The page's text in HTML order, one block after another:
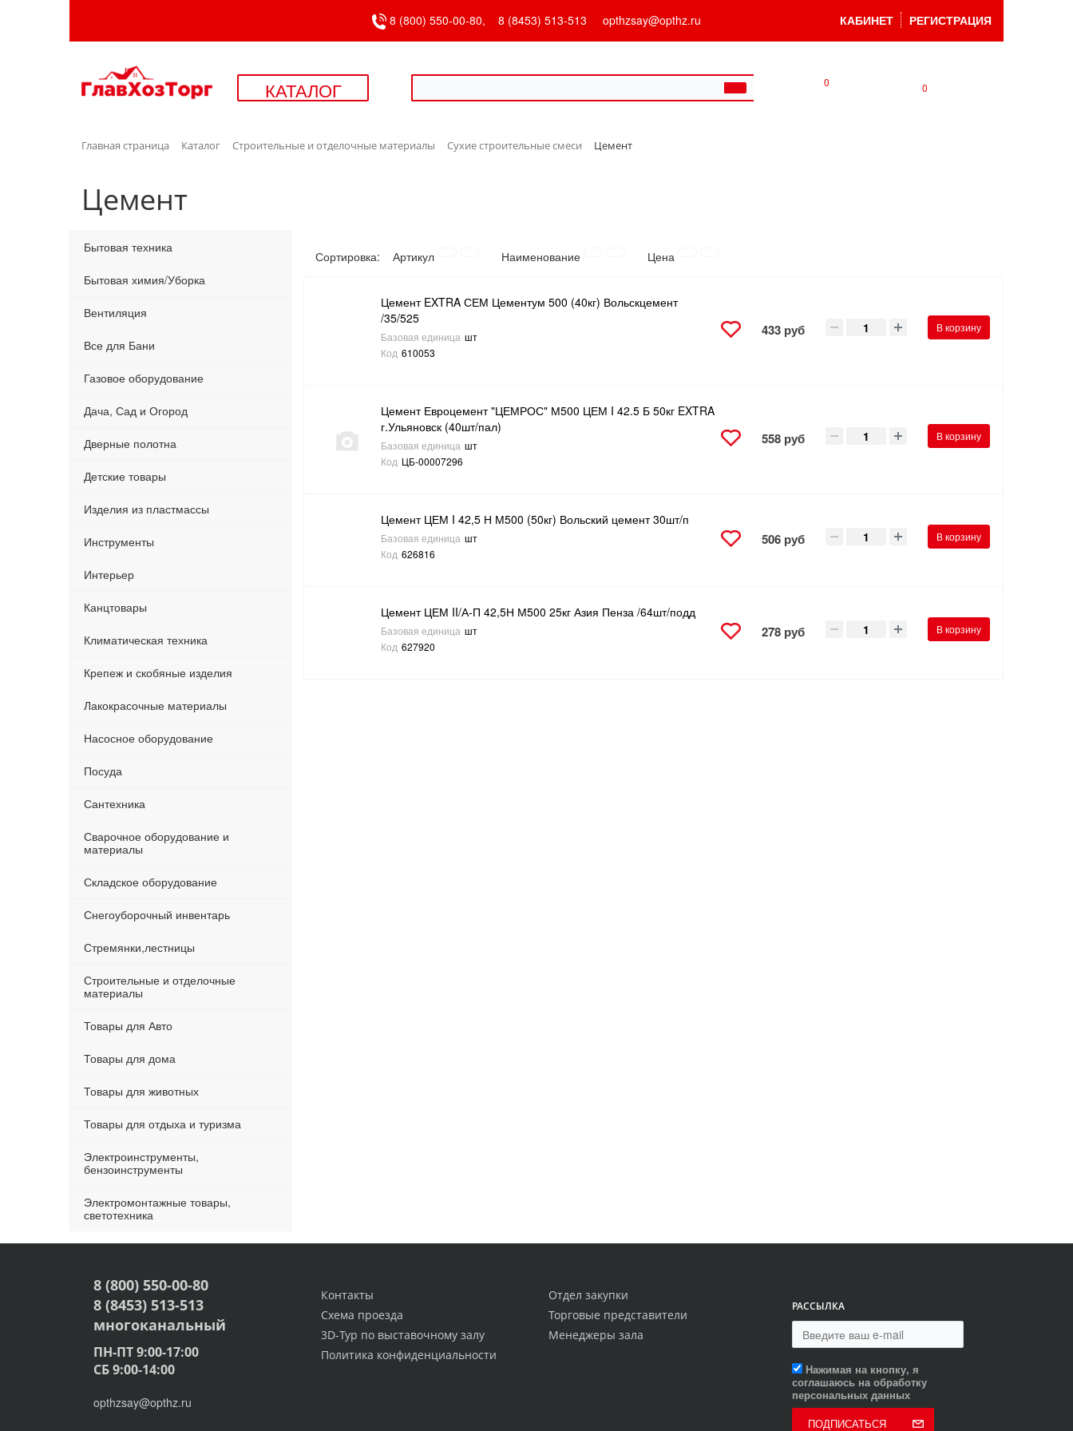
8 (800) 550-00-80, 8 (8453) 513-513 opthzsay@opthz.ru КАБИНЕТ РЕГИСТРАЦИЯ
КАТАЛОГ 0 0
Главная страница Каталог Строительные и отделочные материалы Сухие строительные смеси Цемент
Цемент
Бытовая техника
Бытовая химия/Уборка
Вентиляция
Все для Бани
Газовое оборудование
Дача, Сад и Огород
Дверные полотна
Детские товары
Изделия из пластмассы
Инструменты
Интерьер
Канцтовары
Климатическая техника
Крепеж и скобяные изделия
Лакокрасочные материалы
Насосное оборудование
Посуда
Сантехника
Сварочное оборудование и
материалы
Складское оборудование
Снегоуборочный инвентарь
Стремянки,лестницы
Строительные и отделочные
материалы
Товары для Авто
Товары для дома
Товары для животных
Товары для отдыха и туризма
Электроинструменты,
бензоинструменты
Электромонтажные товары,
светотехника
Сортировка: Артикул Наименование Цена
Цемент EXTRA СЕМ Цементум 500 (40кг) Вольскцемент
/35/525
Базовая единица шт
Код 610053
433 руб В корзину
Цемент Евроцемент "ЦЕМРОС" М500 ЦЕМ I 42.5 Б 50кг EXTRA
г.Ульяновск (40шт/пал)
Базовая единица шт
Код ЦБ-00007296
558 руб В корзину
Цемент ЦЕМ I 42,5 Н М500 (50кг) Вольский цемент 30шт/п
Базовая единица шт
Код 626816
506 руб В корзину
Цемент ЦЕМ II/А-П 42,5Н М500 25кг Азия Пенза /64шт/подд
Базовая единица шт
Код 627920
278 руб В корзину
Отдел закупки
Торговые представители
Менеджеры зала
Контакты
Схема проезда
3D-Тур по выставочному залу
Политика конфиденциальности
РАССЫЛКА
Нажимая на кнопку, я
соглашаюсь на обработку
персональных данных
ПОДПИСАТЬСЯ
8 (800) 550-00-80
8 (8453) 513-513
многоканальный
ПН-ПТ 9:00-17:00
СБ 9:00-14:00
opthzsay@opthz.ru